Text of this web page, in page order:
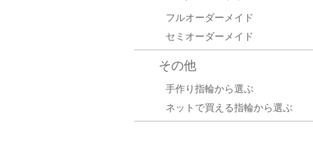
フルオーダーメイド
セミオーダーメイド
その他
手作り指輪から選ぶ
ネットで買える指輪から選ぶ